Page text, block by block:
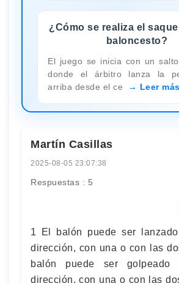
¿Cómo se realiza el
baloncesto?
El juego se inicia con un
donde el árbitro lanza la
arriba desde el ce
Leer más
Martín Casillas
2025-08-05 23:07:38
Respuestas : 5
1 El balón puede ser
dirección, con una o con las
balón puede ser golpeado
dirección, con una o con las